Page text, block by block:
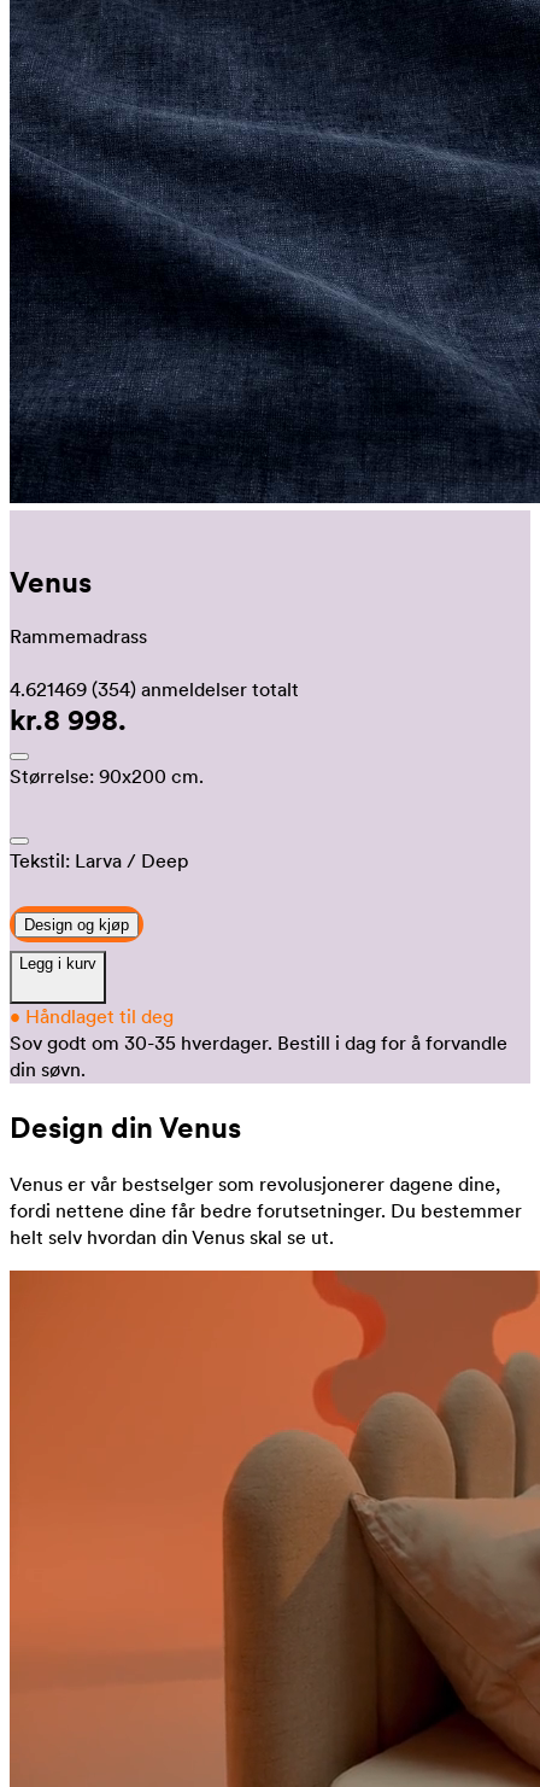
Venus
Rammemadrass
4.621469 (354) anmeldelser totalt
kr.8 998.
Størrelse: 90x200 cm.
Tekstil: Larva / Deep
Design og kjøp
Legg i kurv
• Håndlaget til deg
Sov godt om 30-35 hverdager. Bestill i dag for å forvandle
din søvn.
Design din Venus
Venus er vår bestselger som revolusjonerer dagene dine,
fordi nettene dine får bedre forutsetninger. Du bestemmer
helt selv hvordan din Venus skal se ut.